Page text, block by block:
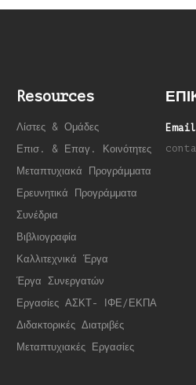
Resources
Λίστες & Ομάδες
Επισ. & Επαγ. Κοινότητες
Μεταπτυχιακά Προγράμματα
Ερευνητικά Προγράμματα
Συνέδρια
Βιβλιογραφία
Καλλιτεχνικά Έργα
Έργα Συνεργατών
Εργασίες ΑΣΚΤ- ΙΦΕ/ΕΚΠΑ
Διδακτορικές Διατριβές
Μεταπτυχιακές Εργασίες
Email